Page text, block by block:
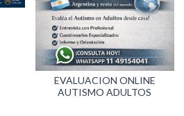
EVALUACION ONLINE
AUTISMO ADULTOS